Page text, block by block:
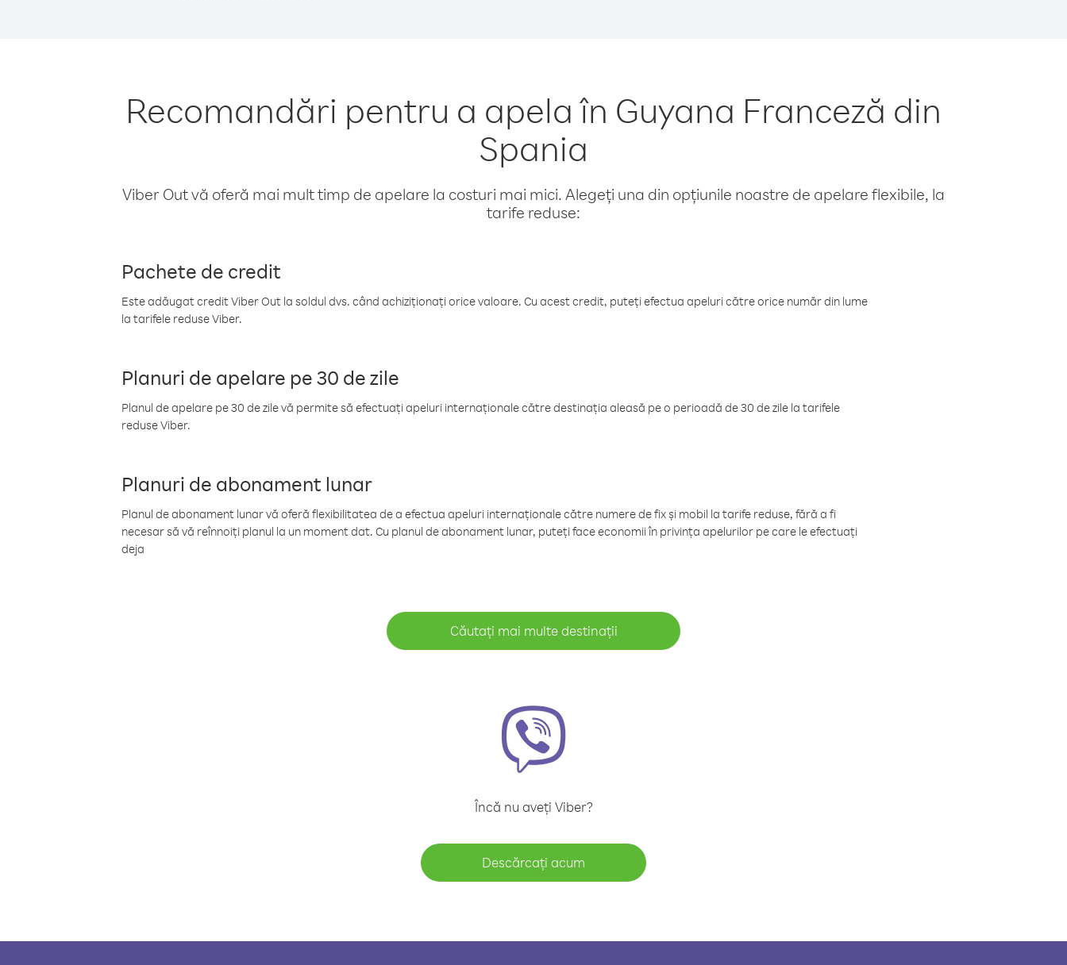
Recomandări pentru a apela în Guyana Franceză din
Spania
Viber Out vă oferă mai mult timp de apelare la costuri mai mici. Alegeți una din opțiunile noastre de apelare flexibile, la
tarife reduse:
Pachete de credit
Este adăugat credit Viber Out la soldul dvs. când achiziționați orice valoare. Cu acest credit, puteți efectua apeluri către orice număr din lume
la tarifele reduse Viber.
Planuri de apelare pe 30 de zile
Planul de apelare pe 30 de zile vă permite să efectuați apeluri internaționale către destinația aleasă pe o perioadă de 30 de zile la tarifele
reduse Viber.
Planuri de abonament lunar
Planul de abonament lunar vă oferă flexibilitatea de a efectua apeluri internaționale către numere de fix și mobil la tarife reduse, fără a fi
necesar să vă reînnoiți planul la un moment dat. Cu planul de abonament lunar, puteți face economii în privința apelurilor pe care le efectuați
deja
Căutați mai multe destinații
Încă nu aveți Viber?
Descărcați acum